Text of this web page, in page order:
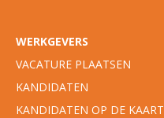
WERKGEVERS
VACATURE PLAATSEN
KANDIDATEN
KANDIDATEN OP DE KAART